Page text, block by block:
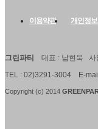
이용약관 개인정
그린파티
대표 : 남현욱 사
TEL : 02)3291-3004 E-
Copyright (c) 2014